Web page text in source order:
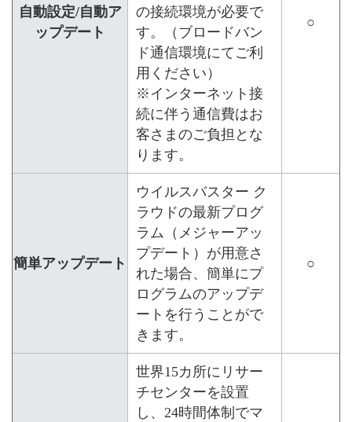
自動設定/自動ア
ップデート
の接続環境が必要で
す。（ブロードバン
ド通信環境にてご利
用ください）
※インターネット接
続に伴う通信費はお
客さまのご負担とな
ります。
○
簡単アップデート
ウイルスバスター ク
ラウドの最新プログ
ラム（メジャーアッ
プデート）が用意さ
れた場合、簡単にプ
ログラムのアップデ
ートを行うことがで
きます。
○
世界15カ所にリサー
チセンターを設置
し、24時間体制でマ